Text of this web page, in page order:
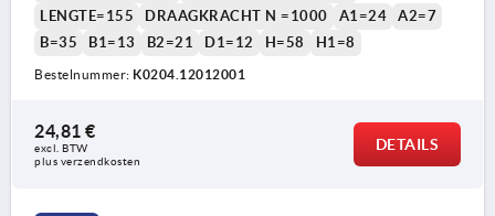
LENGTE=155
DRAAGKRACHT N =1000 A1=24
A2=7
B=35
B1=13 B2=21 D1=12 H=58 H1=8
Bestelnummer: K0204.12012001
24,81 €
excl. BTW
plus verzendkosten
DETAILS